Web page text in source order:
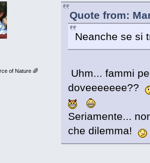
of Nature 🌈
Quote from:
Neanche se si
Uhm... fammi
doveeeeeee??
Seriamente...
che dilemma!